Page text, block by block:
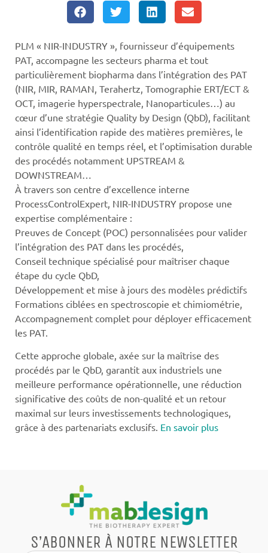
PLM « NIR-INDUSTRY », fournisseur d’équipements
PAT, accompagne les secteurs pharma et tout
particulièrement biopharma dans l’intégration des PAT
(NIR, MIR, RAMAN, Terahertz, Tomographie ERT/ECT &
OCT, imagerie hyperspectrale, Nanoparticules…) au
cœur d’une stratégie Quality by Design (QbD), facilitant
ainsi l’identification rapide des matières premières, le
contrôle qualité en temps réel, et l’optimisation durable
des procédés notamment UPSTREAM &
DOWNSTREAM…
À travers son centre d’excellence interne
ProcessControlExpert, NIR-INDUSTRY propose une
expertise complémentaire :
Preuves de Concept (POC) personnalisées pour valider
l’intégration des PAT dans les procédés,
Conseil technique spécialisé pour maîtriser chaque
étape du cycle QbD,
Développement et mise à jours des modèles prédictifs
Formations ciblées en spectroscopie et chimiométrie,
Accompagnement complet pour déployer efficacement
les PAT.
Cette approche globale, axée sur la maîtrise des
procédés par le QbD, garantit aux industriels une
meilleure performance opérationnelle, une réduction
significative des coûts de non-qualité et un retour
maximal sur leurs investissements technologiques,
grâce à des partenariats exclusifs. En savoir plus
S’ABONNER À NOTRE NEWSLETTER